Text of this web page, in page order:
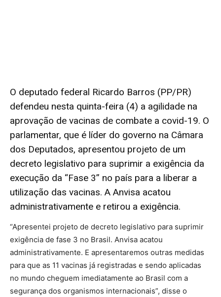
O deputado federal Ricardo Barros (PP/PR)
defendeu nesta quinta-feira (4) a agilidade na
aprovação de vacinas de combate a covid-19. O
parlamentar, que é líder do governo na Câmara
dos Deputados, apresentou projeto de um
decreto legislativo para suprimir a exigência da
execução da “Fase 3” no país para a liberar a
utilização das vacinas. A Anvisa acatou
administrativamente e retirou a exigência.
“Apresentei projeto de decreto legislativo para suprimir
exigência de fase 3 no Brasil. Anvisa acatou
administrativamente. E apresentaremos outras medidas
para que as 11 vacinas já registradas e sendo aplicadas
no mundo cheguem imediatamente ao Brasil com a
segurança dos organismos internacionais”, disse o